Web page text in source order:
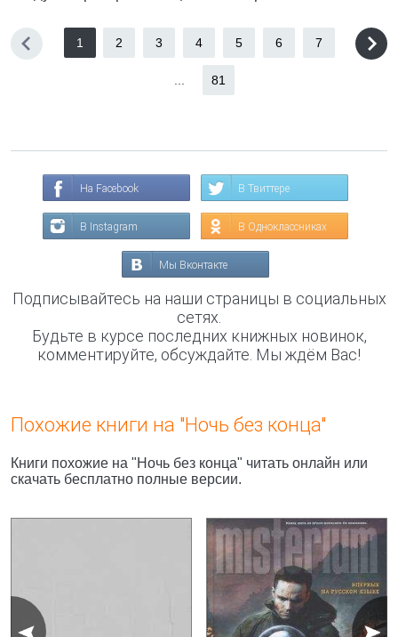
1 2 3 4 5 6 7
81
На Facebook В Твиттере
В Instagram В Одноклассниках
Мы Вконтакте
Подписывайтесь на наши страницы в социальных
сетях.
Будьте в курсе последних книжных новинок,
комментируйте, обсуждайте. Мы ждём Вас!
Похожие книги на "Ночь без конца"
Книги похожие на "Ночь без конца" читать онлайн или
скачать бесплатно полные версии.